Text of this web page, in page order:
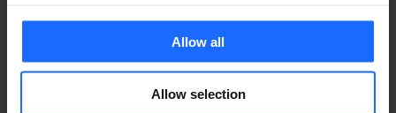
Allow all
Allow selection